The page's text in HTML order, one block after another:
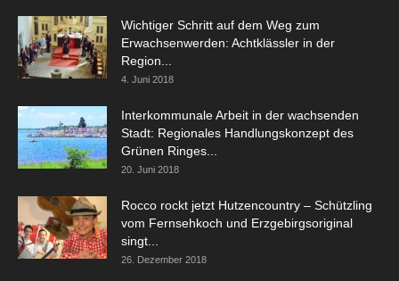
Wichtiger Schritt auf dem Weg zum
Erwachsenwerden: Achtklässler in der
Region...
4. Juni 2018
Interkommunale Arbeit in der wachsenden
Stadt: Regionales Handlungskonzept des
Grünen Ringes...
20. Juni 2018
Rocco rockt jetzt Hutzencountry – Schützling
vom Fernsehkoch und Erzgebirgsoriginal
singt...
26. Dezember 2018